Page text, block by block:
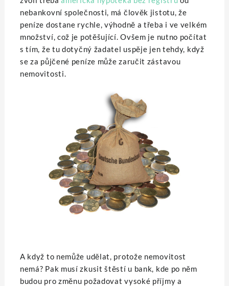
nebankovní společnosti, má člověk jistotu, že
peníze dostane rychle, výhodně a třeba i ve velkém
množství, což je potěšující. Ovšem je nutno počítat
s tím, že tu dotyčný žadatel uspěje jen tehdy, když
se za půjčené peníze může zaručit zástavou
nemovitosti.
A když to nemůže udělat, protože nemovitost
nemá? Pak musí zkusit štěstí u bank, kde po něm
budou pro změnu požadovat vysoké příjmy a